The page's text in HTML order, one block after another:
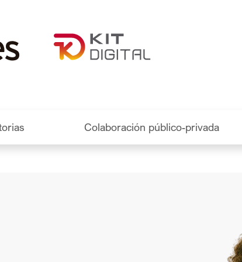
Colaboración público-privada